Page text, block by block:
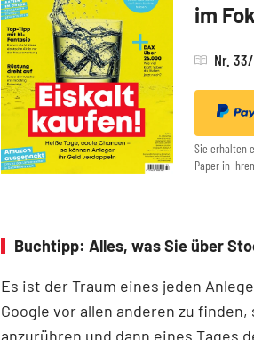
im
Nr.
Sie erhalten
Paper in
Buchtipp: Alles, was Sie über
Es ist der Traum eines jeden
Google vor allen anderen zu
anzurühren und dann eines Tages